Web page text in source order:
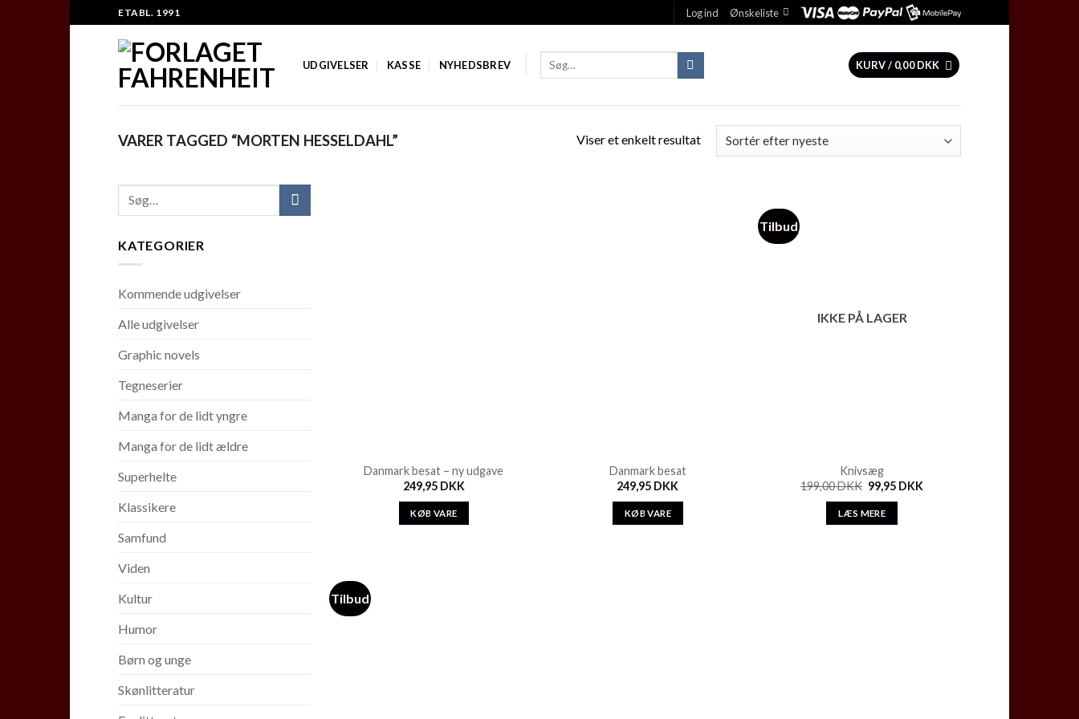
to
ETABL. 1991 Log ind Ønskeliste
UDGIVELSER KASSE NYHEDSBREV KURV / 0,00DKK
VARER TAGGED “MORTEN HESSELDAHL” Viser et enkelt resultat
KATEGORIER
Kommende udgivelser
Alle udgivelser
Graphic novels
Tegneserier
Manga for de lidt yngre
Manga for de lidt ældre
Superhelte
Klassikere
Samfund
Viden
Kultur
Humor
Børn og unge
Skønlitteratur
Danmark besat – ny udgave
249,95 DKK
KØB VARE
Danmark besat
249,95 DKK
KØB VARE
Tilbud
IKKE PÅ LAGER
Knivsæg
199,00DKK 99,95 DKK
LÆS MERE
Tilbud